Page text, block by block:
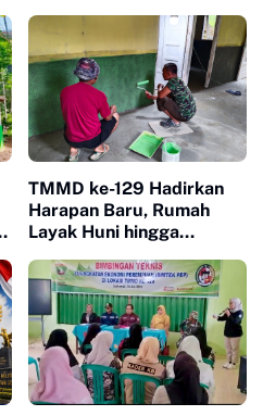
TMMD ke-129 Hadirkan
Harapan Baru, Rumah
Layak Huni hingga
Kehidupan Warga Buluh
Kasok